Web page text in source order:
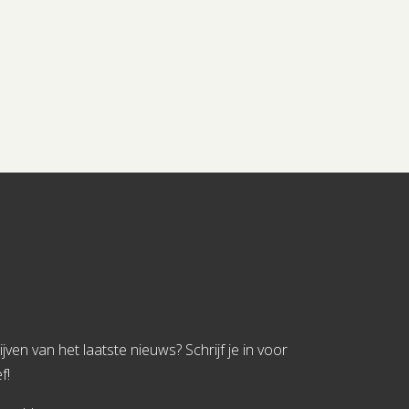
van het laatste nieuws? Schrijf je in voor